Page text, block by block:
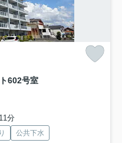
602号室
分
公共下水